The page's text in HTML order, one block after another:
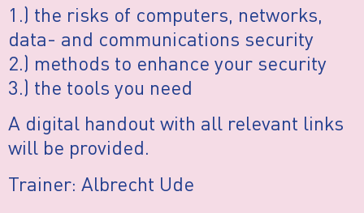
1.) the risks of computers, networks,
data- and communications security
2.) methods to enhance your security
3.) the tools you need
A digital handout with all relevant links
will be provided.
Trainer: Albrecht Ude